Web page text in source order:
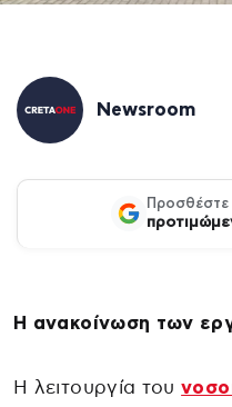
Newsroom
Η ανακοίνωση των
Η λειτουργία του